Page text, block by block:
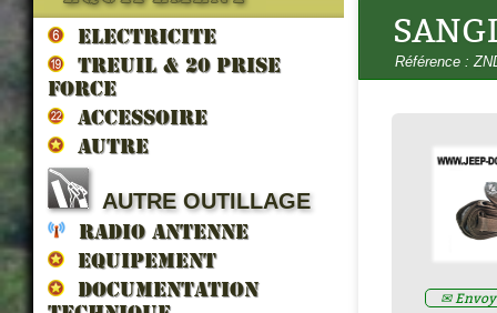
ELECTRICITE
TREUIL & 20 prise
force
ACCESSOIRE
AUTRE
AUTRE OUTILLAGE
RADIO ANTENNE
EQUIPEMENT
DOCUMENTATION
Référence :
✉
BALAI ESSUIE GLACES type